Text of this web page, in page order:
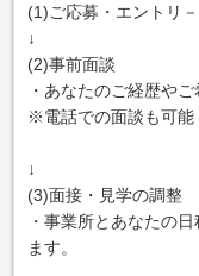
(1)ご応募・エントリ－
↓
(2)事前面談
・あなたのご経歴や
※電話での面談も可能
↓
(3)面接・見学の調整
・事業所とあなたの
ます。